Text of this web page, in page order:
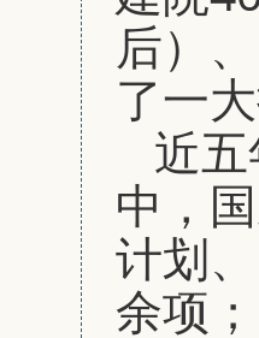
后）
了一
近
中，
计划
余项